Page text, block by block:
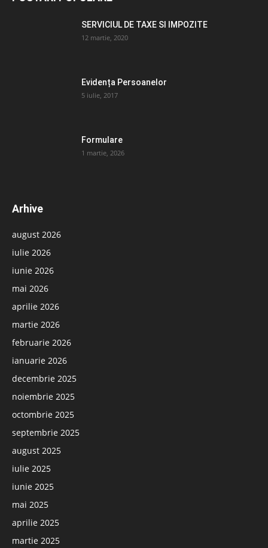
SERVICIUL DE TAXE SI IMPOZITE
12 martie, 2020
Evidența Persoanelor
5 iulie, 2017
Formulare
1 martie, 2026
Arhive
august 2026
iulie 2026
iunie 2026
mai 2026
aprilie 2026
martie 2026
februarie 2026
ianuarie 2026
decembrie 2025
noiembrie 2025
octombrie 2025
septembrie 2025
august 2025
iulie 2025
iunie 2025
mai 2025
aprilie 2025
martie 2025